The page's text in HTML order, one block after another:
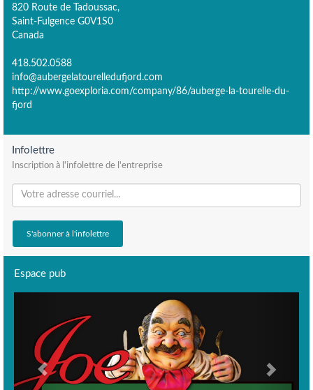
820 Route de Tadoussac,
Saint-Fulgence G0V1S0
Canada
418.502.0588
info@aubergelatourelledufjord.com
http://www.goexploria.com/company/86/auberge-la-tourelle-du-
fjord
Infolettre
Inscription à l'infolettre de l'entreprise
Espace pub